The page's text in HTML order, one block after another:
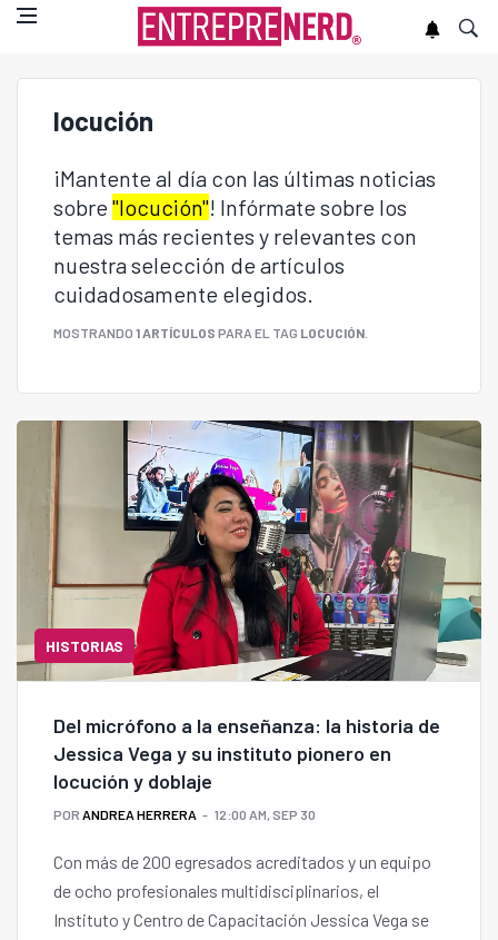
locución
¡Mantente al día con las últimas noticias
sobre "locución"! Infórmate sobre los
temas más recientes y relevantes con
nuestra selección de artículos
cuidadosamente elegidos.
MOSTRANDO 1 ARTÍCULOS PARA EL TAG LOCUCIÓN
HISTORIAS
Del micrófono a la enseñanza: la historia de
Jessica Vega y su instituto pionero en
locución y doblaje
POR ANDREA HERRERA 12:00 AM, SEP 30
Con más de 200 egresados acreditados y un equipo
de ocho profesionales multidisciplinarios, el
Instituto y Centro de Capacitación Jessica Vega se